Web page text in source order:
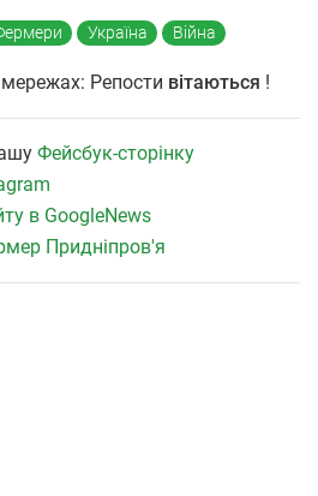
Україна Війна
Репости вітаються !
Фейсбук-сторінку
в GoogleNews
Придніпров'я